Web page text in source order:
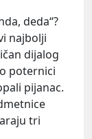
deda“?
najbolji
dijalog
poternici
pijanac.
tri